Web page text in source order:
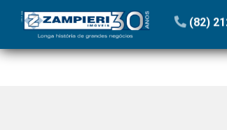
(82)
Início»Blog»Patachos’s